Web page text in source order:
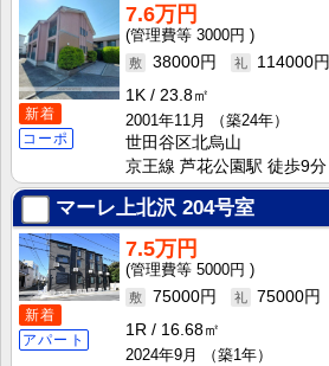
新着
コーポ
7.6万円
3000円
38000円
114000円
1K
23.8㎡
2001年11月
（築24年）
世田谷区北烏山
京王線 芦花公園駅 徒歩9分
マーレ上北沢 204号室
新着
アパート
7.5万円
5000円
75000円
75000円
1R
16.68㎡
2024年9月
（築1年）